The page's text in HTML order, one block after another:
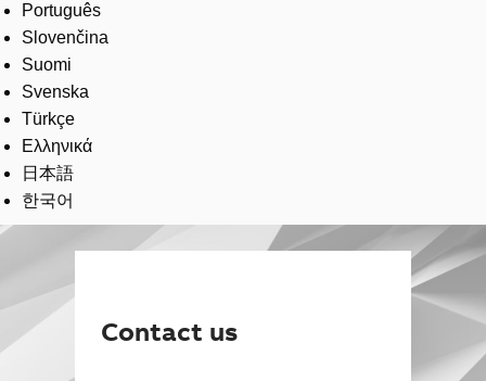
Português
Slovenčina
Suomi
Svenska
Türkçe
Ελληνικά
日本語
한국어
Contact us